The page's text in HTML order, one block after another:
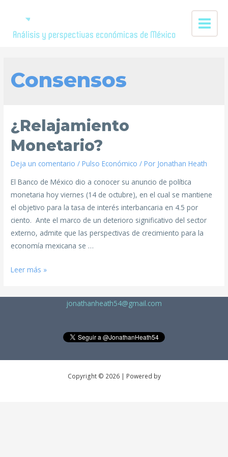
Consensos
¿Relajamiento
Monetario?
Deja un comentario /Pulso Económico / Por Jonathan Heath
El Banco de México dio a conocer su anuncio de política
monetaria hoy viernes (14 de octubre), en el cual se mantiene
el objetivo para la tasa de interés interbancaria en 4.5 por
ciento. Ante el marco de un deterioro significativo del sector
externo, admite que las perspectivas de crecimiento para la
economía mexicana se …
Leer más »
jonathanheath54@gmail.com
Copyright © 2026 | Powered by